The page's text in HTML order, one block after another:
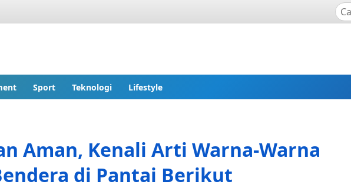
Sport Teknologi Lifestyle
Aman, Kenali Arti Warna-Warna
di Pantai Berikut